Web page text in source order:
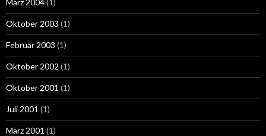
Oktober 2003 (1)
Februar 2003 (1)
Oktober 2002 (1)
Oktober 2001 (1)
Juli 2001 (1)
März 2001 (1)